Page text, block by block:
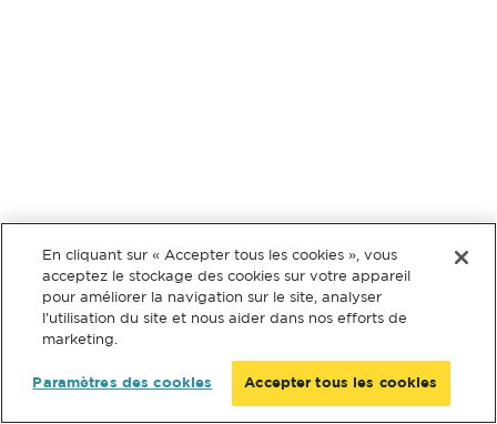
En cliquant sur « Accepter tous les cookies », vous
acceptez le stockage des cookies sur votre appareil
pour améliorer la navigation sur le site, analyser
l’utilisation du site et nous aider dans nos efforts de
marketing.
Paramètres des cookies Accepter tous les cookies